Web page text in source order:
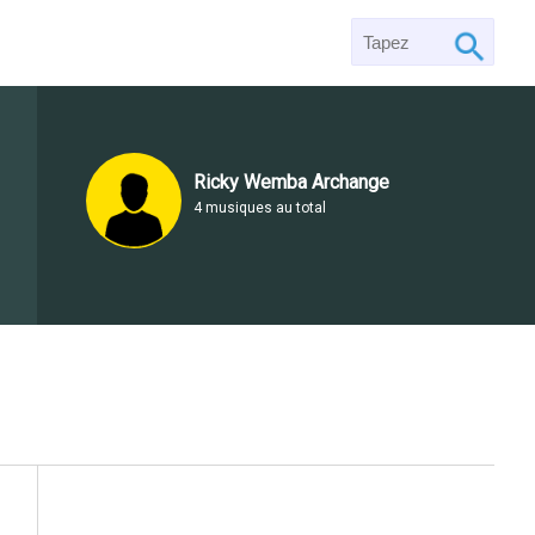
Ricky Wemba Archange
4 musiques au total